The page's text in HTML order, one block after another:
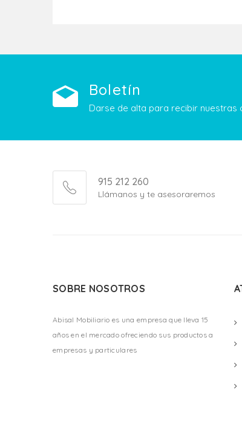
Boletín
Darse de alta para recibir nuestras
915 212 260
Llámanos y te asesoraremos
SOBRE NOSOTROS
Abisal Mobiliario es una empresa que lleva 15
años en el mercado ofreciendo sus productos a
empresas y particulares